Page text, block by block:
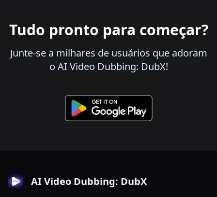
Tudo pronto para começar?
Junte-se a milhares de usuários que adoram
o AI Video Dubbing: DubX!
AI Video Dubbing: DubX